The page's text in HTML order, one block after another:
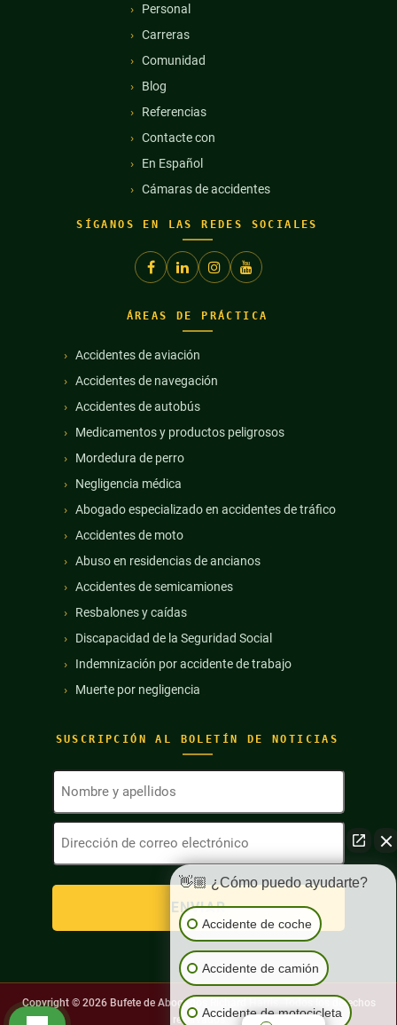
Personal
Carreras
Comunidad
Blog
Referencias
Contacte con
En Español
Cámaras de accidentes
SÍGANOS EN LAS REDES SOCIALES
SUSCRIPCIÓN AL BOLETÍN DE NOTICIAS
Nombre
apellidos
Dirección
de
correo
electrónico
ÁREAS DE PRÁCTICA
Accidentes de aviación
Accidentes de navegación
Accidentes de autobús
Medicamentos y productos peligrosos
Mordedura de perro
Negligencia médica
Abogado especializado en accidentes de tráfico
Accidentes de moto
Abuso en residencias de ancianos
Accidentes de semicamiones
Resbalones y caídas
Discapacidad de la Seguridad Social
Indemnización por accidente de trabajo
Muerte por negligencia
Copyright © 2026Bufete de Abogados Richard Harris. Todos los derechos
reservados
👋🏼 ¿Cómo puedo ayudarte?
Accidente de coche
Accidente de camión
Accidente de motocicleta